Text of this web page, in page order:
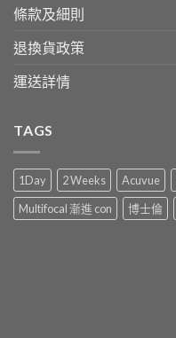
條款及細則
退換貨政策
運送詳情
TAGS
1Day 2 Weeks Acuvue
Multifocal 漸進 con
博士倫